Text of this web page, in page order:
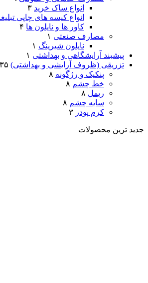
انواع ساک خرید ۳
انواع کیسه های چاپی
کاور ها و نایلون ها ۴
مصارف صنعتی ۱
نایلون شیرینگ ۱
پیشبند آرایشگاهی و بهداشتی ۱
تزریقی (ظروف آرایشی و بهداشتی) ۳۵
پنکیک و رژگونه ۸
خط چشم ۸
ریمل ۸
سایه چشم ۸
کرم پودر ۳
جدید ترین محصولات